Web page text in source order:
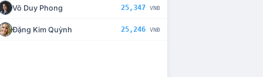
Võ Duy Phong 25,347 VNĐ
Đặng Kim Quỳnh 25,246 VNĐ